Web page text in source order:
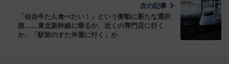
次の記事
「仙台牛たん食べたい！」という衝動に新たな選択
肢……東北新幹線に乗るか、近くの専門店に行く
か、「駅前のすた丼屋に行く」か